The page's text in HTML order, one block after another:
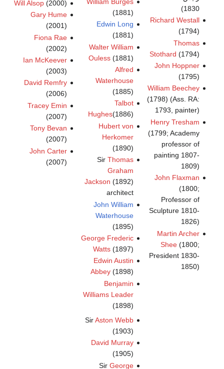
1830)
Richard Westall
(1794)
Thomas
Stothard (1794)
John Hoppner
(1795)
William Beechey
(1798) (Ass. RA:
1793, painter)
Henry Tresham
(1799; Academy
professor of
painting 1807-
1809)
John Flaxman
(1800;
Professor of
Sculpture 1810-
1826)
Martin Archer
Shee(1800;
President 1830-
1850)
(1881)
Edwin Long
(1881)
Walter William
Ouless(1881)
Alfred
Waterhouse
(1885)
Talbot
Hughes(1886)
Hubert von
Herkomer
(1890)
Sir Thomas
Graham
Jackson (1892)
architect
John William
Waterhouse
(1895)
George Frederic
Watts(1897)
Edwin Austin
Abbey(1898)
Benjamin
Williams Leader
(1898)
SirAston Webb
(1903)
David Murray
(1905)
Sir George
Will Alsop(2000)
Gary Hume
(2001)
Fiona Rae
(2002)
Ian McKeever
(2003)
David Remfry
(2006)
Tracey Emin
(2007)
Tony Bevan
(2007)
John Carter
(2007)